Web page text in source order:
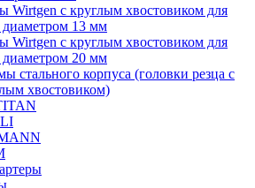
Wirtgen с круглым хвостовиком для
диаметром 13 мм
Wirtgen с круглым хвостовиком для
диаметром 20 мм
стального корпуса (головки резца с
хвостовиком)